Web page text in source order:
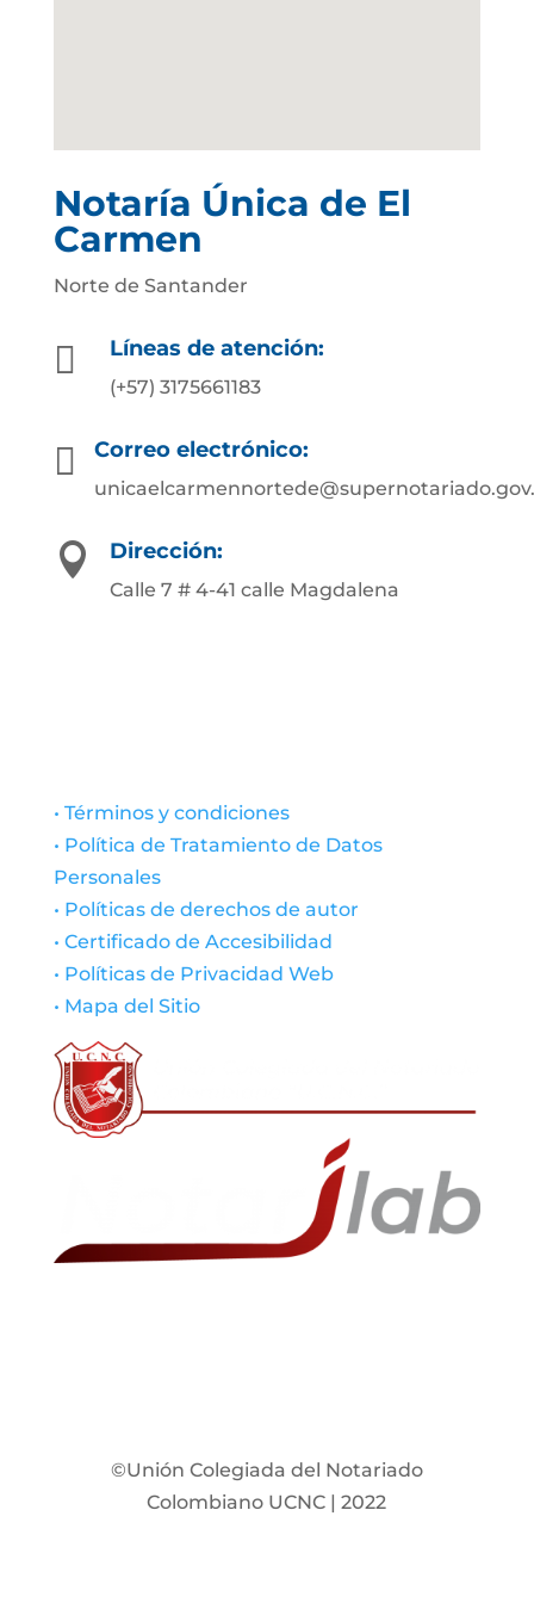
Notaría Única de El
Carmen
Norte de Santander
 Líneas de atención:
(+57) 3175661183
 Correo electrónico:
 Dirección:
Calle 7 # 4-41 calle Magdalena
• Términos y condiciones
• Política de Tratamiento de Datos
Personales
• Políticas de derechos de autor
• Certificado de Accesibilidad
• Políticas de Privacidad Web
• Mapa del Sitio
©Unión Colegiada del Notariado
Colombiano UCNC | 2022